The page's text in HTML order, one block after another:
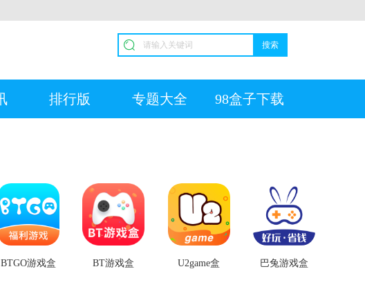
搜索
排行版 专题大全 98盒子下载
BTGO游戏盒 BT游戏盒 U2game盒 巴兔游戏盒